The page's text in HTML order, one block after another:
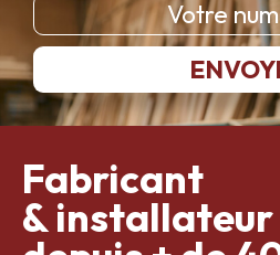
Fabricant
& installateur